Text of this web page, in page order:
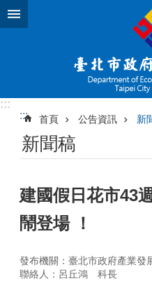
跳到主要內容區塊
:::
:::
首頁 公告資訊 新
新聞稿
建國假日花市43
鬧登場 ！
發布機關：臺北市政府產業發
聯絡人：呂丘鴻 科長